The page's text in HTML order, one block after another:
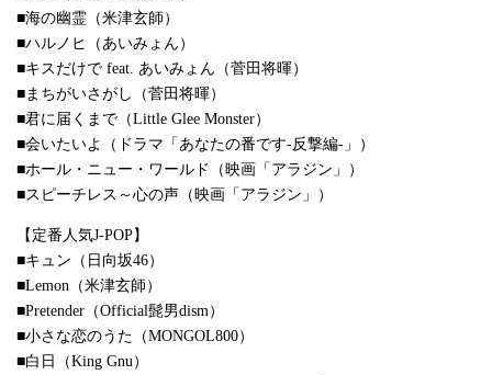
■海の幽霊（米津玄師）
■ハルノヒ（あいみょん）
■キスだけで feat. あいみょん（菅田将暉）
■まちがいさがし（菅田将暉）
■君に届くまで（Little Glee Monster）
■会いたいよ（ドラマ「あなたの番です-反撃編-」）
■ホール・ニュー・ワールド（映画「アラジン」）
■スピーチレス～心の声（映画「アラジン」）
【定番人気J-POP】
■キュン（日向坂46）
■Lemon（米津玄師）
■Pretender（Official髭男dism）
■小さな恋のうた（MONGOL800）
■白日（King Gnu）